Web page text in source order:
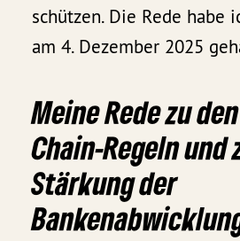
schützen. Die Rede habe
am 4. Dezember 2025
Meine Rede zu
Chain-Regeln und
Stärkung der